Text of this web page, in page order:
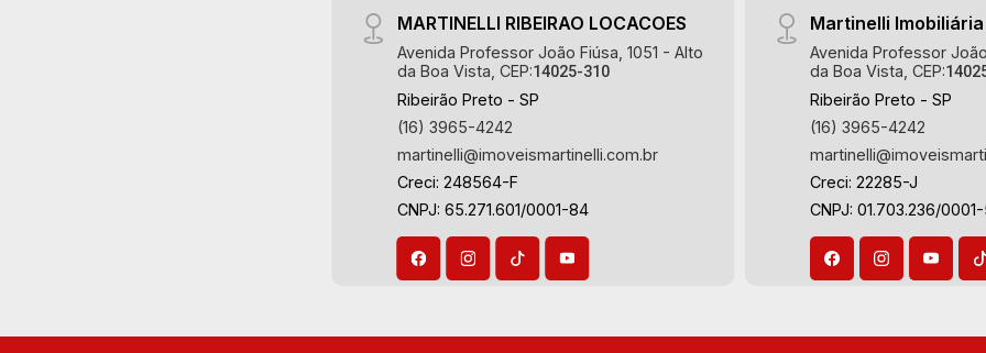
João Fiúsa, 1051 - Alto da Boa Vista |
mais desejados da Zona Sul,
reconhecidos por sua segurança,
maior prestígio da região, como: Alto da
Boa Vista, Jardim Botânico, Jardim
Olhos D`Água, Vila do Golfe, City
Ribeirão, Jardim Canadá, Guaporé, Ilhas
do Sul, Jardim Nova Aliança, Boulevard,
Higienópolis, Sumaré, Jardim América,
MARTINELLI RIBEIRAO LOCACOES
Avenida Professor João Fiúsa, 1051 - Alto
da Boa Vista, CEP:14025-310
Ribeirão Preto - SP
(16) 3965-4242
martinelli@imoveismartinelli.com.br
Creci: 248564-F
CNPJ: 65.271.601/0001-84
Martinelli Imobiliária
Avenida Professor
da Boa Vista, CEP:
Ribeirão Preto - SP
(16) 3965-4242
Creci: 22285-J
CNPJ: 01.703.236/